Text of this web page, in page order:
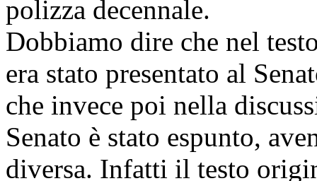
polizza decennale.
Dobbiamo dire che nel
era stato presentato al
che invece poi nella
Senato è stato espunto,
diversa. Infatti il testo